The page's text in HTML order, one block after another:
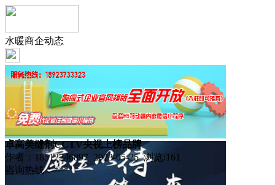
水暖商企动态
卓高美缝剂CCTV央视上榜品牌
作者：18512246897 2023-05-25 浏览:161
咨询热线：***